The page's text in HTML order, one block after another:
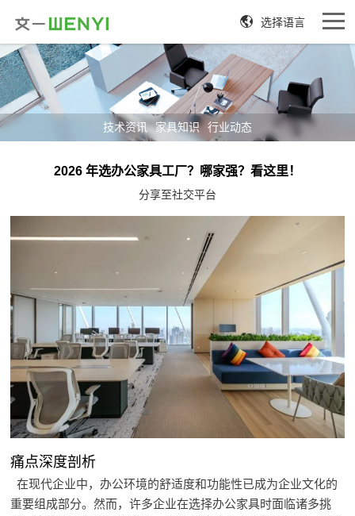
选择语言
技术资讯 家具知识 行业动态
2026 年选办公家具工厂？哪家强？看这里！
分享至社交平台
痛点深度剖析
在现代企业中，办公环境的舒适度和功能性已成为企业文化的
重要组成部分。然而，许多企业在选择办公家具时面临诸多挑